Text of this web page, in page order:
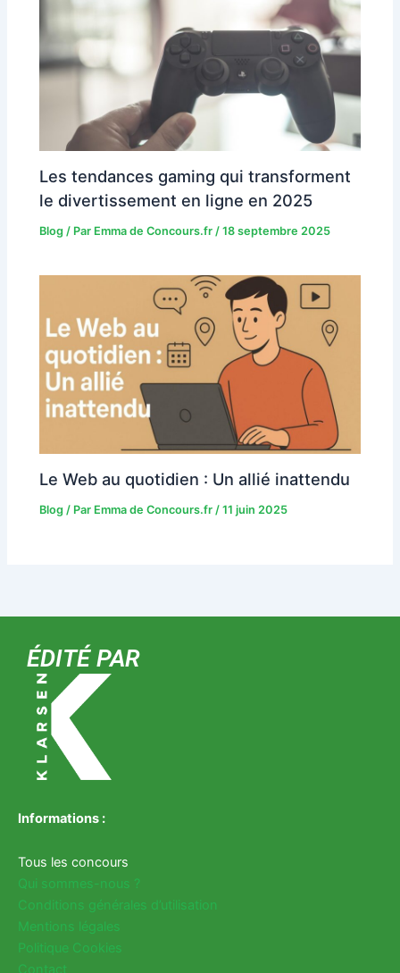
Les tendances gaming qui transforment
le divertissement en ligne en 2025
Blog / Par Emma de Concours.fr /18 septembre 2025
Le Web au quotidien : Un allié inattendu
Blog / Par Emma de Concours.fr/11 juin 2025
ÉDITÉ PAR
Informations :
Tous les concours
Qui sommes-nous ?
Conditions générales d’utilisation
Mentions légales
Politique Cookies
Contact